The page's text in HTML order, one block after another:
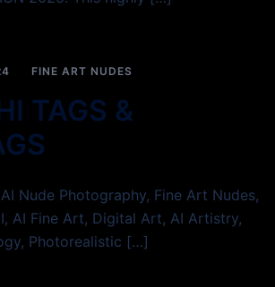
FINE ART NUDES
TAGS &
Nude Photography, Fine Art Nudes,
AI Fine Art, Digital Art, AI Artistry,
Photorealistic […]